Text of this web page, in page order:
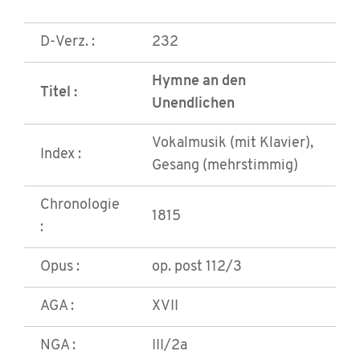
D-Verz. : 232
Titel :
Hymne an den
Unendlichen
Index :
Vokalmusik (mit Klavier),
Gesang (mehrstimmig)
Chronologie
:
1815
Opus : op. post 112/3
AGA : XVII
NGA : III/2a